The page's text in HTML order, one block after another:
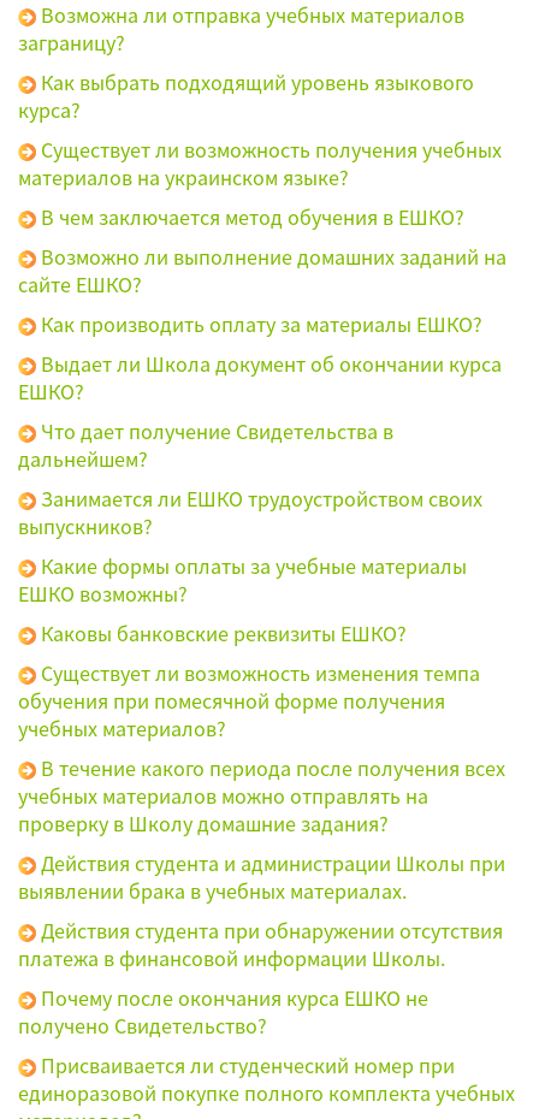
Возможна ли отправка учебных материалов
заграницу?
Как выбрать подходящий уровень языкового
курса?
Существует ли возможность получения учебных
материалов на украинском языке?
В чем заключается метод обучения в ЕШКО?
Возможно ли выполнение домашних заданий на
сайте ЕШКО?
Как производить оплату за материалы ЕШКО?
Выдает ли Школа документ об окончании курса
ЕШКО?
Что дает получение Свидетельства в
дальнейшем?
Занимается ли ЕШКО трудоустройством своих
выпускников?
Какие формы оплаты за учебные материалы
ЕШКО возможны?
Каковы банковские реквизиты ЕШКО?
Существует ли возможность изменения темпа
обучения при помесячной форме получения
учебных материалов?
В течение какого периода после получения всех
учебных материалов можно отправлять на
проверку в Школу домашние задания?
Действия студента и администрации Школы при
выявлении брака в учебных материалах.
Действия студента при обнаружении отсутствия
платежа в финансовой информации Школы.
Почему после окончания курса ЕШКО не
получено Свидетельство?
Присваивается ли студенческий номер при
единоразовой покупке полного комплекта учебных